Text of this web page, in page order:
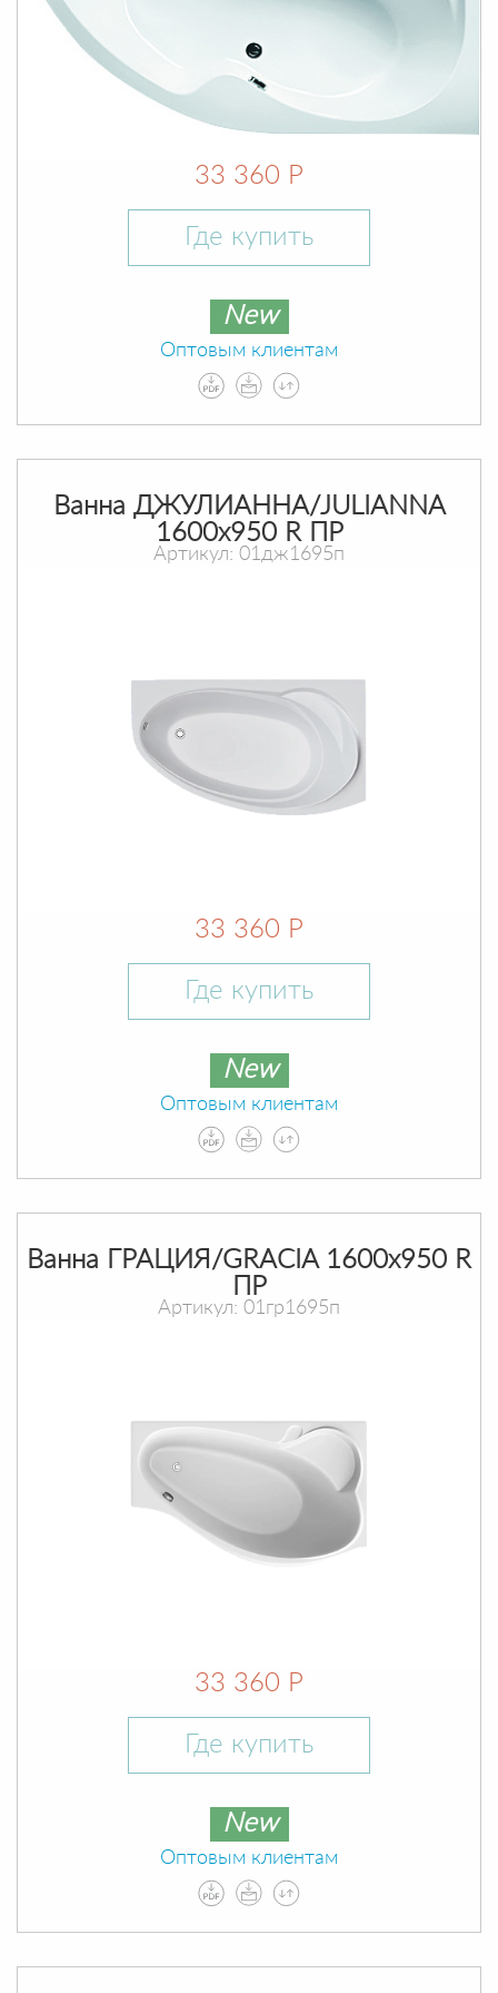
33 360 Р
Где купить
New
Оптовым клиентам
Ванна ДЖУЛИАННА/JULIANNA
1600х950 R ПР
Артикул: 01дж1695п
33 360 Р
Где купить
New
Оптовым клиентам
Ванна ГРАЦИЯ/GRACIA 1600х950 R
ПР
Артикул: 01гр1695п
33 360 Р
Где купить
New
Оптовым клиентам